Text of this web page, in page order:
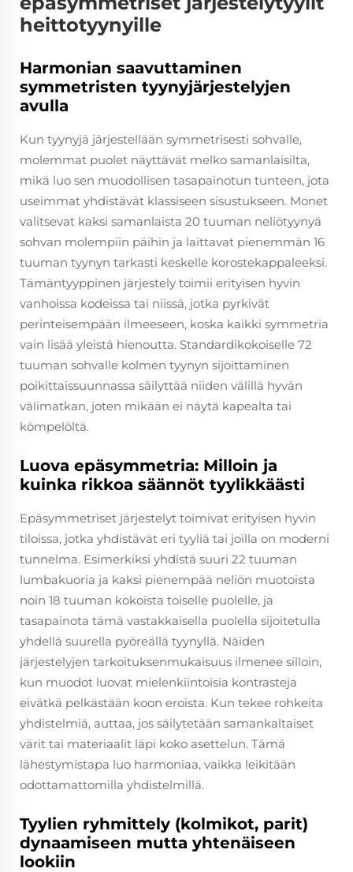
heittotyynyille
Harmonian saavuttaminen
symmetristen tyynyjärjestelyjen
avulla
Kun tyynyjä järjestellään symmetrisesti sohvalle,
molemmat puolet näyttävät melko samanlaisilta,
mikä luo sen muodollisen tasapainotun tunteen, jota
useimmat yhdistävät klassiseen sisustukseen. Monet
valitsevat kaksi samanlaista 20 tuuman neliötyynyä
sohvan molempiin päihin ja laittavat pienemmän 16
tuuman tyynyn tarkasti keskelle korostekappaleeksi.
Tämäntyyppinen järjestely toimii erityisen hyvin
vanhoissa kodeissa tai niissä, jotka pyrkivät
perinteisempään ilmeeseen, koska kaikki symmetria
vain lisää yleistä hienoutta. Standardikokoiselle 72
tuuman sohvalle kolmen tyynyn sijoittaminen
poikittaissuunnassa säilyttää niiden välillä hyvän
välimatkan, joten mikään ei näytä kapealta tai
kömpelöltä.
Luova epäsymmetria: Milloin ja
kuinka rikkoa säännöt tyylikkäästi
Epäsymmetriset järjestelyt toimivat erityisen hyvin
tiloissa, jotka yhdistävät eri tyyliä tai joilla on moderni
tunnelma. Esimerkiksi yhdistä suuri 22 tuuman
lumbakuoria ja kaksi pienempää neliön muotoista
noin 18 tuuman kokoista toiselle puolelle, ja
tasapainota tämä vastakkaisella puolella sijoitetulla
yhdellä suurella pyöreällä tyynyllä. Näiden
järjestelyjen tarkoituksenmukaisuus ilmenee silloin,
kun muodot luovat mielenkiintoisia kontrasteja
eivätkä pelkästään koon eroista. Kun tekee rohkeita
yhdistelmiä, auttaa, jos säilytetään samankaltaiset
värit tai materiaalit läpi koko asettelun. Tämä
lähestymistapa luo harmoniaa, vaikka leikitään
odottamattomilla yhdistelmillä.
Tyylien ryhmittely (kolmikot, parit)
dynaamiseen mutta yhtenäiseen
lookiin